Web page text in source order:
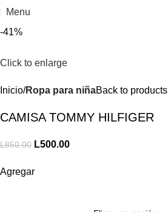
Menu
-41%
Click to enlarge
Inicio Ropa para niñaBack to products
CAMISA TOMMY HILFIGER
L850.00 L500.00
Agregar